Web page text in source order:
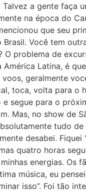
Talvez a gente faça
na época do
que seu
Você tem
O problema de
América Latina, é
geralmente
toca, volta para o
segue para o
Mas, no show de
tudo
desabei. Fiquei
quatro horas
energias. Os
música, eu
isso”. Foi tão